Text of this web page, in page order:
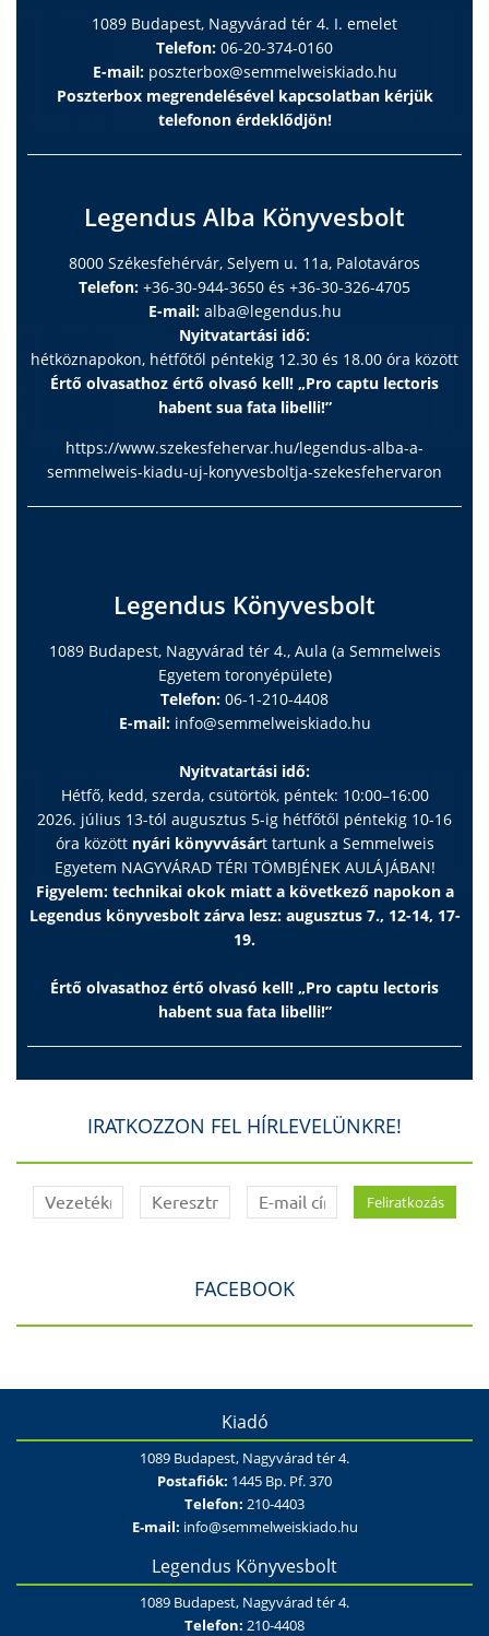
1089 Budapest, Nagyvárad tér 4. I. emelet
Telefon: 06-20-374-0160
E-mail: poszterbox@semmelweiskiado.hu
Poszterbox megrendelésével kapcsolatban kérjük
telefonon érdeklődjön!
Legendus Alba Könyvesbolt
8000 Székesfehérvár, Selyem u. 11a, Palotaváros
Telefon: +36-30-944-3650 és +36-30-326-4705
E-mail: alba@legendus.hu
Nyitvatartási idő:
hétköznapokon, hétfőtől péntekig 12.30 és 18.00 óra között
Értő olvasathoz értő olvasó kell! „Pro captu lectoris
habent sua fata libelli!”
https://www.szekesfehervar.hu/legendus-alba-a-
semmelweis-kiadu-uj-konyvesboltja-szekesfehervaron
Legendus Könyvesbolt
1089 Budapest, Nagyvárad tér 4., Aula (a Semmelweis
Egyetem toronyépülete)
Telefon: 06-1-210-4408
E-mail: info@semmelweiskiado.hu
Nyitvatartási idő:
Hétfő, kedd, szerda, csütörtök, péntek: 10:00–16:00
2026. július 13-tól augusztus 5-ig hétfőtől péntekig 10-16
óra között nyári könyvvásárt tartunk a Semmelweis
Egyetem NAGYVÁRAD TÉRI TÖMBJÉNEK AULÁJÁBAN!
Figyelem: technikai okok miatt a következő napokon a
Legendus könyvesbolt zárva lesz: augusztus 7., 12-14, 17-
19.
Értő olvasathoz értő olvasó kell! „Pro captu lectoris
habent sua fata libelli!”
IRATKOZZON FEL HÍRLEVELÜNKRE!
FACEBOOK
Kiadó
1089 Budapest, Nagyvárad tér 4.
Postafiók: 1445 Bp. Pf. 370
Telefon: 210-4403
E-mail: info@semmelweiskiado.hu
Legendus Könyvesbolt
1089 Budapest, Nagyvárad tér 4.
Telefon: 210-4408